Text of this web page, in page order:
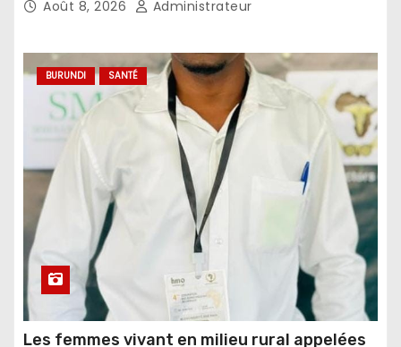
Août 8, 2026 Administrateur
BURUNDI SANTÉ
Les femmes vivant en milieu rural appelées